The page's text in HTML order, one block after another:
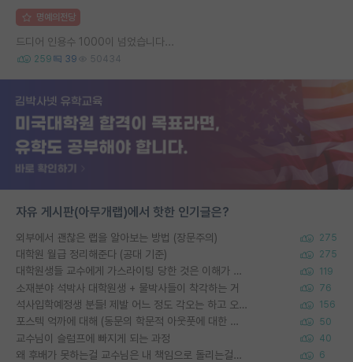
명예의전당
드디어 인용수 1000이 넘었습니다...
259 39 50434
자유 게시판(아무개랩)에서 핫한 인기글은?
외부에서 괜찮은 랩을 알아보는 방법 (장문주의) 275
대학원 월급 정리해준다 (공대 기준) 275
대학원생들 교수에게 가스라이팅 당한 것은 이해가 갑니다. 안타깝네요. 119
소재분야 석박사 대학원생 + 물박사들이 착각하는 거 76
석사입학예정생 분들! 제발 어느 정도 각오는 하고 오세요. 156
포스텍 억까에 대해 (동문의 학문적 아웃풋에 대한 반박) 50
교수님이 슬럼프에 빠지게 되는 과정 40
왜 후배가 못하는걸 교수님은 내 책임으로 돌리는걸까요? 6